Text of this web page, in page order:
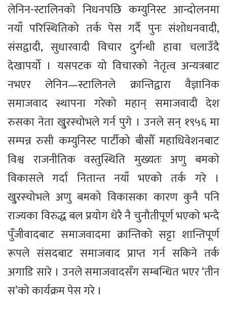
लेनिन-स्टालिनको निधनपछि कम्युनिस्ट आन्दोलनमा
नयाँ परिस्थितिको तर्क पेस गर्दै पुनः संशोधनवादी,
संसद्वादी, सुधारवादी विचार दुर्गन्धी हावा चलाउँदै
देखापर्यो । यसपटक यो विचारको नेतृत्व अन्यत्रबाट
नभएर लेनिन—स्टालिनले क्रान्तिद्वारा वैज्ञानिक
समाजवाद स्थापना गरेको महान् समाजवादी देश
रुसका नेता खु्रस्चोभले गर्न पुगे । उनले सन् १९५६ मा
सम्पन्न रुसी कम्युनिस्ट पार्टीको बीसौँ महाधिवेशनबाट
विश्व राजनीतिक वस्तुस्थिति मुख्यतः अणु बमको
विकासले गर्दा नितान्त नयाँ भएको तर्क गरे ।
खु्रस्चोभले अणु बमको विकासका कारण कुनै पनि
राज्यका विरुद्ध बल प्रयोग धेरै नै चुनौतीपूर्ण भएको भन्दै
पुँजीवादबाट समाजवादमा क्रान्तिको सट्टा शान्तिपूर्ण
रूपले संसदबाट समाजवाद प्राप्त गर्न सकिने तर्क
अगाडि सारे । उनले समाजवादसँग सम्बन्धित भएर ‘तीन
स’को कार्यक्रम पेस गरे ।